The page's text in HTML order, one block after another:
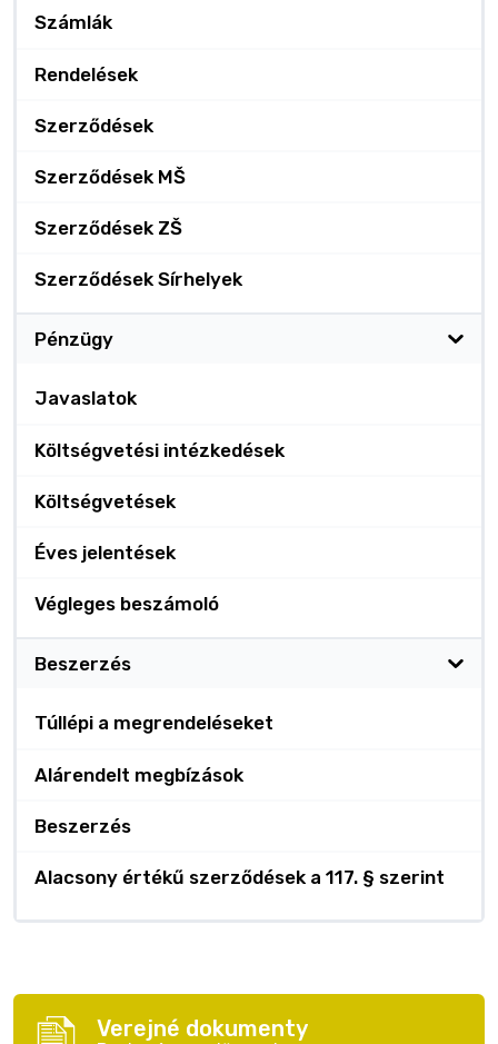
Számlák
Rendelések
Szerződések
Szerződések MŠ
Szerződések ZŠ
Szerződések Sírhelyek
Pénzügy
Javaslatok
Költségvetési intézkedések
Költségvetések
Éves jelentések
Végleges beszámoló
Beszerzés
Túllépi a megrendeléseket
Alárendelt megbízások
Beszerzés
Alacsony értékű szerződések a 117. § szerint
Verejné dokumenty